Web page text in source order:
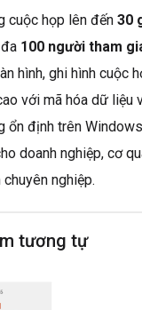
cuộc họp lên đến30
100 người tham
hình, ghi hình cuộc
với mã hóa dữ liệu
ổn định trên
doanh nghiệp, cơ
nghiệp.
tương tự